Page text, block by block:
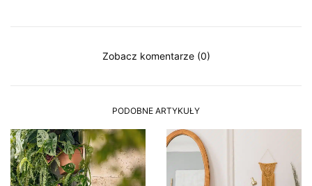
Zobacz komentarze (0)
PODOBNE ARTYKUŁY